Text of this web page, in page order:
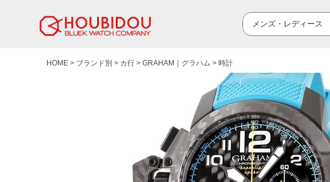
HOME ブランド別 カ行 GRAHAM｜グラハム 時計